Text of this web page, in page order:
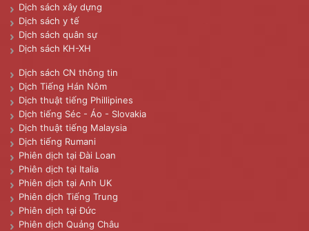
Dịch sách xây dựng
Dịch sách y tế
Dịch sách quân sự
Dịch sách KH-XH
Dịch sách CN thông tin
Dịch Tiếng Hán Nôm
Dịch thuật tiếng Phillipines
Dịch tiếng Séc - Áo - Slovakia
Dịch thuật tiếng Malaysia
Dịch tiếng Rumani
Phiên dịch tại Đài Loan
Phiên dịch tại Italia
Phiên dịch tại Anh UK
Phiên dịch Tiếng Trung
Phiên dịch tại Đức
Phiên dịch Quảng Châu